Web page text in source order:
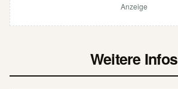
Anzeige
Weitere Infos